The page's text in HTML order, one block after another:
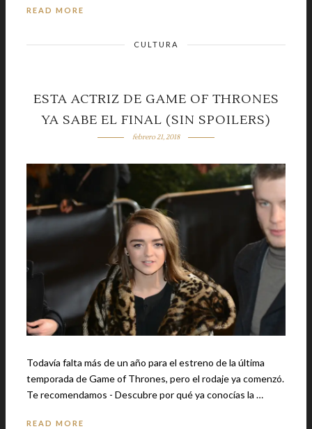
READ MORE
CULTURA
ESTA ACTRIZ DE GAME OF THRONES
YA SABE EL FINAL (SIN SPOILERS)
febrero 21, 2018
Todavía falta más de un año para el estreno de la última
temporada de Game of Thrones, pero el rodaje ya comenzó.
Te recomendamos - Descubre por qué ya conocías la …
READ MORE